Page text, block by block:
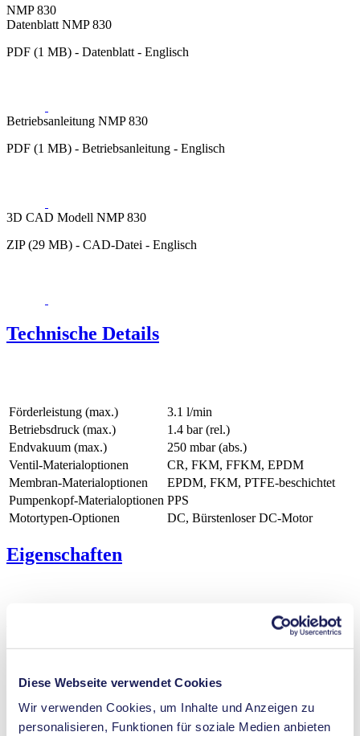
Diese Webseite verwendet Cookies
Wir verwenden Cookies, um Inhalte und Anzeigen zu
personalisieren, Funktionen für soziale Medien anbieten
NMP 830
Datenblatt NMP 830
PDF (1 MB) - Datenblatt - Englisch
Betriebsanleitung NMP 830
PDF (1 MB) - Betriebsanleitung - Englisch
3D CAD Modell NMP 830
ZIP (29 MB) - CAD-Datei - Englisch
Technische Details
Förderleistung (max.)
3.1 l/min
Betriebsdruck (max.)
1.4 bar (rel.)
Endvakuum (max.)
250 mbar (abs.)
Ventil-Materialoptionen
CR, FKM, FFKM, EPDM
Membran-Materialoptionen
EPDM, FKM, PTFE-beschichtet
Pumpenkopf‑Materialoptionen PPS
Motortypen-Optionen
DC, Bürstenloser DC-Motor
Eigenschaften
Ruhiger und schwingungsarmer Lauf
Kontaminationsfreie Förderung
Wartungsfrei
Selbstansaugend